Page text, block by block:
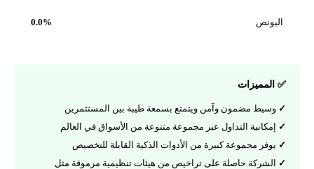
مضمون وآمن ويتمتع بسمعة طيبة بين المستثمرين
التداول عبر مجموعة متنوعة من الأسواق في العالم
مجموعة كبيرة من الأدوات الذكية القابلة للتخصيص
حاصلة على تراخيص من هيئات تنظيمية مرموقة مثل